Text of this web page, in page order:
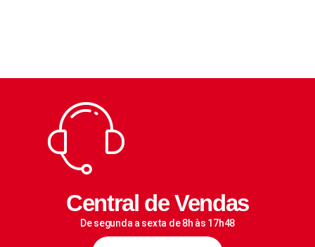
Central de Vendas
De segunda a sexta de 8h às 17h48